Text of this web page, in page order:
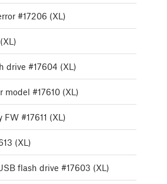
#17206 (XL)
drive #17604 (XL)
#17610 (XL)
#17611 (XL)
(XL)
flash drive #17603 (XL)